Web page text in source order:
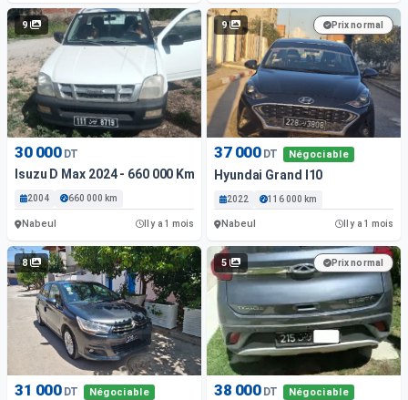
9
30 000 DT
Isuzu D Max 2024 - 660 000 Km - Diesel
2004 660 000 km
Nabeul Il y a 1 mois
9 Prix normal
37 000 DT Négociable
Hyundai Grand I10
2022 116 000 km
Nabeul Il y a 1 mois
8
31 000 DT Négociable
5 Prix normal
38 000 DT Négociable